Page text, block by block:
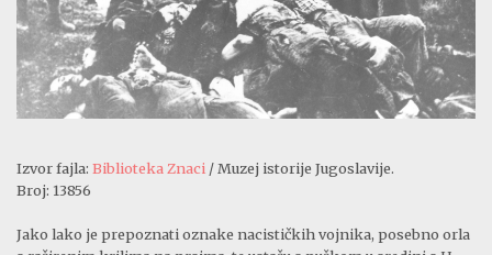
Izvor fajla: Biblioteka Znaci / Muzej istorije Jugoslavije.
Broj: 13856
Jako lako je prepoznati oznake nacističkih vojnika, posebno orla